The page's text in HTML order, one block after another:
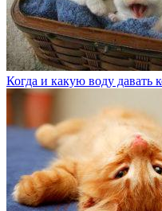
Когда и какую воду давать